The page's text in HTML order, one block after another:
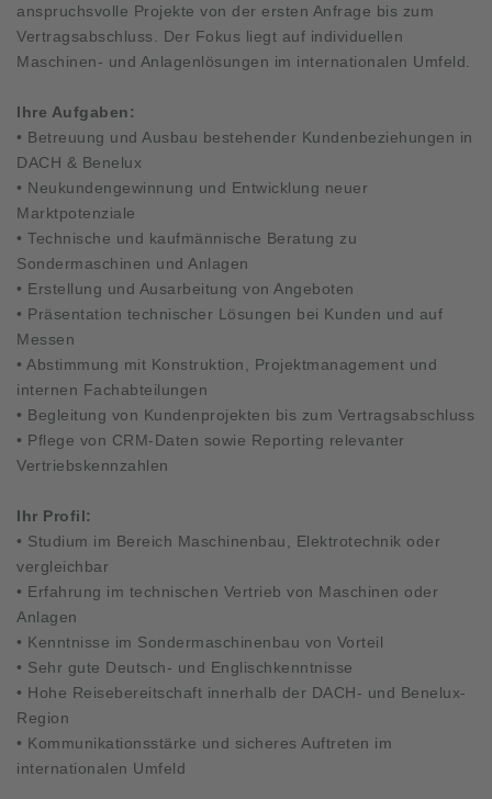
anspruchsvolle Projekte von der ersten Anfrage bis zum
Vertragsabschluss. Der Fokus liegt auf individuellen
Maschinen- und Anlagenlösungen im internationalen Umfeld.
Ihre Aufgaben:
• Betreuung und Ausbau bestehender Kundenbeziehungen in
DACH & Benelux
• Neukundengewinnung und Entwicklung neuer
Marktpotenziale
• Technische und kaufmännische Beratung zu
Sondermaschinen und Anlagen
• Erstellung und Ausarbeitung von Angeboten
• Präsentation technischer Lösungen bei Kunden und auf
Messen
• Abstimmung mit Konstruktion, Projektmanagement und
internen Fachabteilungen
• Begleitung von Kundenprojekten bis zum Vertragsabschluss
• Pflege von CRM-Daten sowie Reporting relevanter
Vertriebskennzahlen
Ihr Profil:
• Studium im Bereich Maschinenbau, Elektrotechnik oder
vergleichbar
• Erfahrung im technischen Vertrieb von Maschinen oder
Anlagen
• Kenntnisse im Sondermaschinenbau von Vorteil
• Sehr gute Deutsch- und Englischkenntnisse
• Hohe Reisebereitschaft innerhalb der DACH- und Benelux-
Region
• Kommunikationsstärke und sicheres Auftreten im
internationalen Umfeld